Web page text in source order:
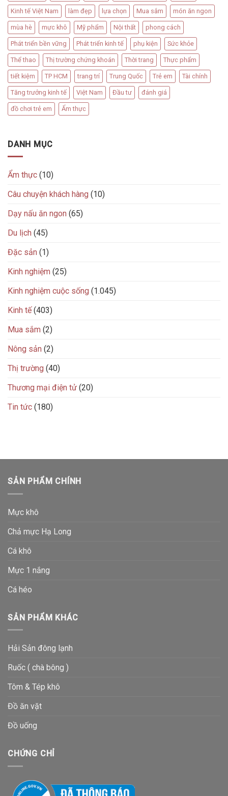
Kinh tế Việt Nam làm đẹp lựa chọn Mua sắm món ăn ngon
mùa hè mực khô Mỹ phẩm Nội thất phong cách
Phát triển bền vững Phát triển kinh tế phụ kiện Sức khỏe
Thể thao Thị trường chứng khoán Thời trang Thực phẩm
tiết kiệm TP HCM trang trí Trung Quốc Trẻ em Tài chính
Tăng trưởng kinh tế Việt Nam Đầu tư đánh giá
đồ chơi trẻ em Ẩm thực
DANH MỤC
Ẩm thực (10)
Câu chuyện khách hàng (10)
Dạy nấu ăn ngon (65)
Du lịch (45)
Đặc sản (1)
Kinh nghiệm (25)
Kinh nghiệm cuộc sống (1.045)
Kinh tế(403)
Mua sắm (2)
Nông sản (2)
Thị trường (40)
Thương mại điện tử (20)
Tin tức (180)
SẢN PHẨM CHÍNH
Mực khô
Chả mực Hạ Long
Cá khô
Mực 1 nắng
Cá héo
SẢN PHẨM KHÁC
Hải Sản đông lạnh
Ruốc ( chà bông )
Tôm & Tép khô
Đồ ăn vặt
Đồ uống
CHỨNG CHỈ